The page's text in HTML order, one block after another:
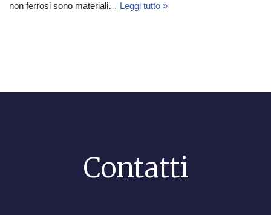
non ferrosi sono materiali… Leggi tutto »
Contatti